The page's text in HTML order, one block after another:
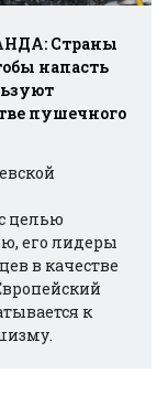
Страны
напасть
пушечного
целью
его лидеры
в качестве
к